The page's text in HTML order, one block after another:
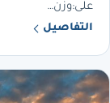
على:وزن…
التفاصيل